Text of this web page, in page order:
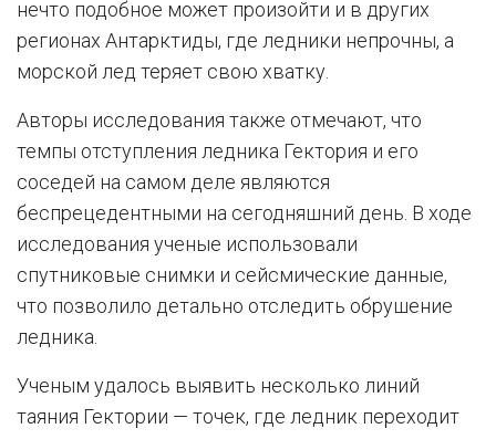
нечто подобное может произойти и в других
регионах Антарктиды, где ледники непрочны, а
морской лед теряет свою хватку.
Авторы исследования также отмечают, что
темпы отступления ледника Гектория и его
соседей на самом деле являются
беспрецедентными на сегодняшний день. В ходе
исследования ученые использовали
спутниковые снимки и сейсмические данные,
что позволило детально отследить обрушение
ледника.
Ученым удалось выявить несколько линий
таяния Гектории — точек, где ледник переходит